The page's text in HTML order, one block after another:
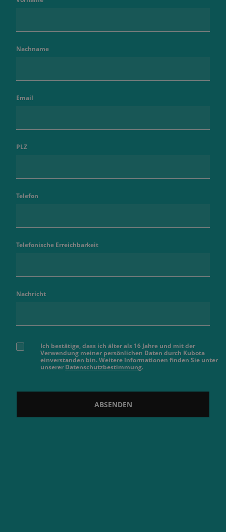
Nachname
Email
PLZ
Telefon
Telefonische Erreichbarkeit
Nachricht
Ich bestätige, dass ich älter als 16 Jahre und mit der
Verwendung meiner persönlichen Daten durch Kubota
einverstanden bin. Weitere Informationen finden Sie unter
unserer Datenschutzbestimmung.
ABSENDEN